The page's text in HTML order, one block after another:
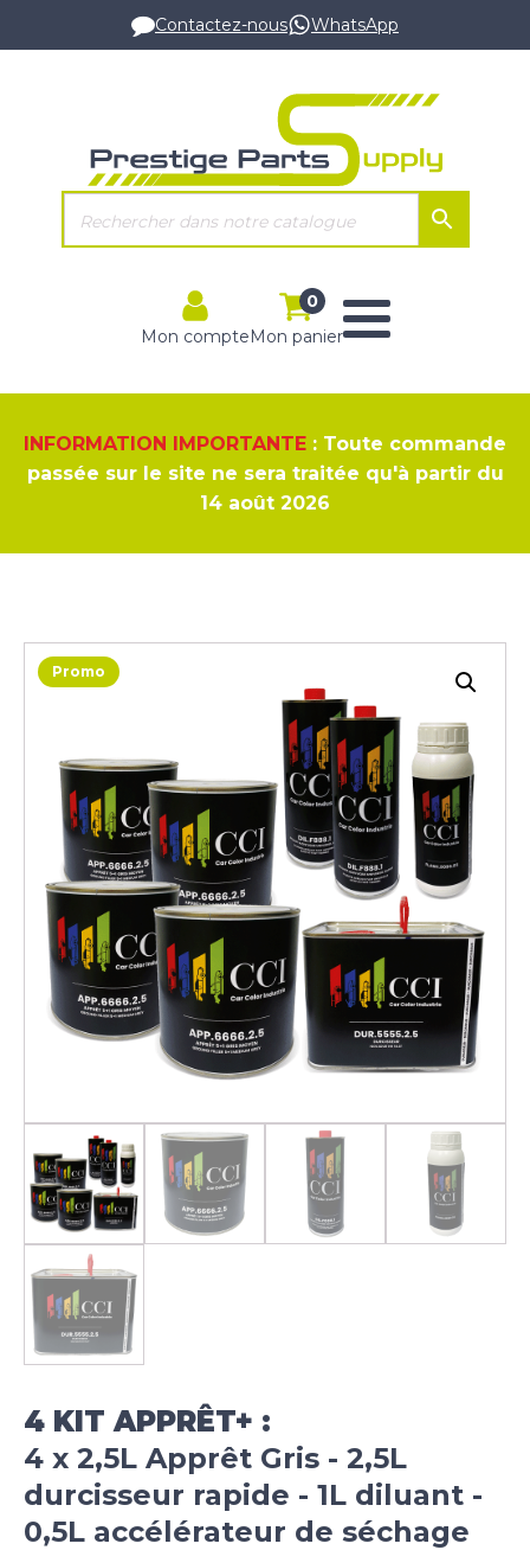
Contactez-nous WhatsApp
Mon compteMon panier
0
INFORMATION IMPORTANTE : Toute commande
passée sur le site ne sera traitée qu'à partir du
14 août 2026
Promo
4 KIT APPRÊT+ :
4 x 2,5L Apprêt Gris - 2,5L
durcisseur rapide - 1L diluant -
0,5L accélérateur de séchage